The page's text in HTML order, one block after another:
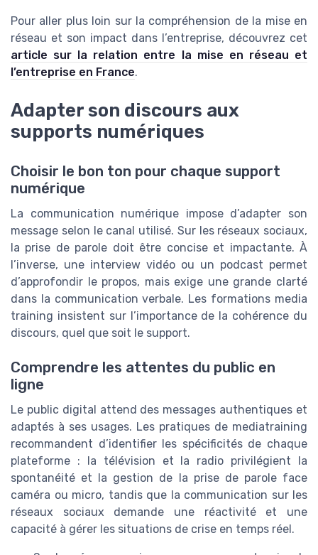
Pour aller plus loin sur la compréhension de la mise en
réseau et son impact dans l’entreprise, découvrez cet
article sur la relation entre la mise en réseau et
l’entreprise en France.
Adapter son discours aux
supports numériques
Choisir le bon ton pour chaque support
numérique
La communication numérique impose d’adapter son
message selon le canal utilisé. Sur les réseaux sociaux,
la prise de parole doit être concise et impactante. À
l’inverse, une interview vidéo ou un podcast permet
d’approfondir le propos, mais exige une grande clarté
dans la communication verbale. Les formations media
training insistent sur l’importance de la cohérence du
discours, quel que soit le support.
Comprendre les attentes du public en
ligne
Le public digital attend des messages authentiques et
adaptés à ses usages. Les pratiques de mediatraining
recommandent d’identifier les spécificités de chaque
plateforme : la télévision et la radio privilégient la
spontanéité et la gestion de la prise de parole face
caméra ou micro, tandis que la communication sur les
réseaux sociaux demande une réactivité et une
capacité à gérer les situations de crise en temps réel.